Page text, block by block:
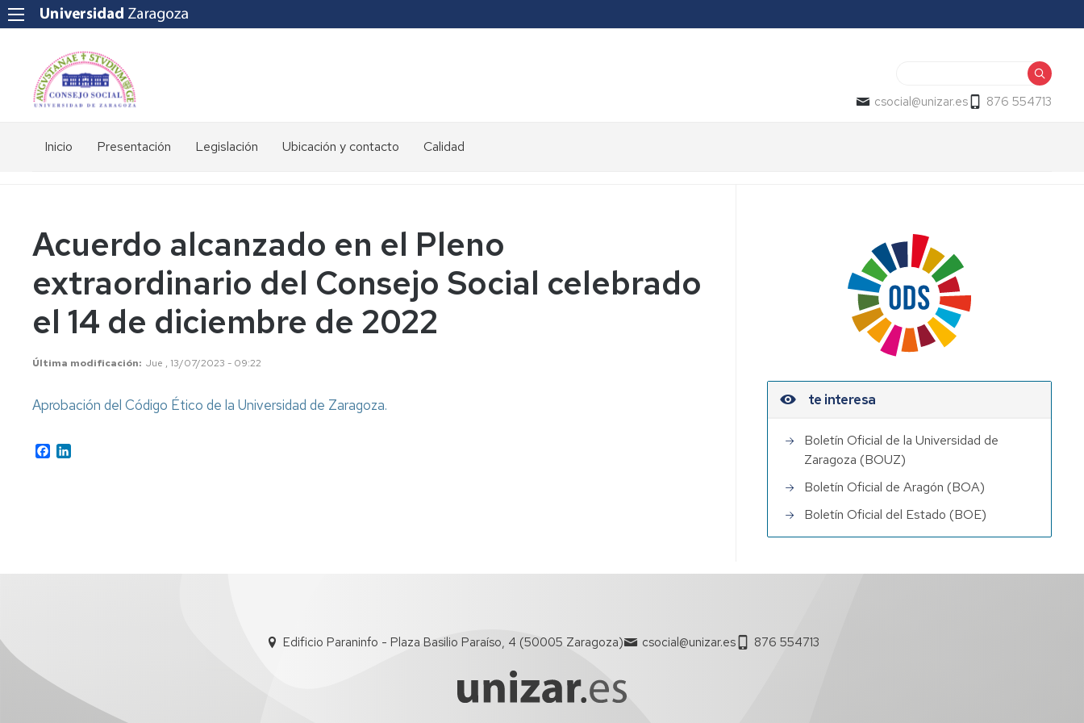
csocial@unizar.es 876 554713
Inicio Presentación Legislación Ubicación y contacto Calidad
Acuerdo alcanzado en el Pleno
extraordinario del Consejo Social celebrado
el 14 de diciembre de 2022
Última modificación Jue , 13/07/2023 - 09:22
Aprobación del Código Ético de la Universidad de Zaragoza.
Facebook
te interesa
Boletín Oficial de la Universidad de
Zaragoza (BOUZ)
Boletín Oficial de Aragón (BOA)
Boletín Oficial del Estado (BOE)
Edificio Paraninfo - Plaza Basilio Paraíso, 4 (50005 Zaragoza) csocial@unizar.es 876 554713